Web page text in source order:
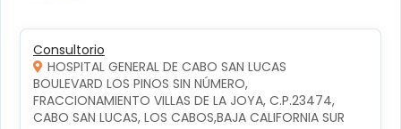
Consultorio
HOSPITAL GENERAL DE CABO SAN LUCAS
BOULEVARD LOS PINOS SIN NÚMERO,
FRACCIONAMIENTO VILLAS DE LA JOYA, C.P.23474,
CABO SAN LUCAS, LOS CABOS,BAJA CALIFORNIA SUR